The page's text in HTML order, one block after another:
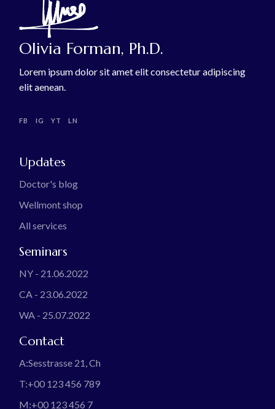
Olivia Forman, Ph.D.
Lorem ipsum dolor sit amet elit consectetur adipiscing
elit aenean.
FB IG YT LN
Updates
Doctor's blog
Wellmont shop
All services
Seminars
NY - 21.06.2022
CA - 23.06.2022
WA - 25.07.2022
Contact
A:Sesstrasse 21, Ch
T:+00 123 456 789
M:+00 123 456 7